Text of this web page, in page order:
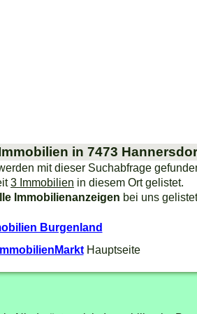
in 7473
mit dieser Suchabfrage
3 Immobilien in diesem Ort gelistet.
Immobilienanzeigen bei uns
Burgenland
Hauptseite